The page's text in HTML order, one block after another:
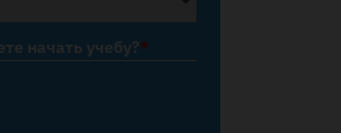
начать учебу?*